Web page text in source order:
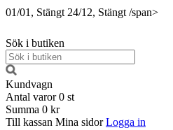
01/01, Stängt 24/12, Stängt /span>
Sök i butiken
Kundvagn
Antal varor 0 st
Summa 0 kr
Till kassan Mina sidor Logga in